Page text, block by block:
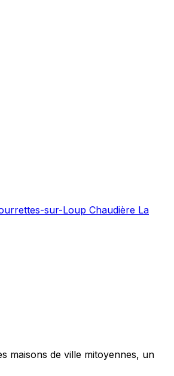
sur-Loup Chaudière La
maisons de ville mitoyennes, un